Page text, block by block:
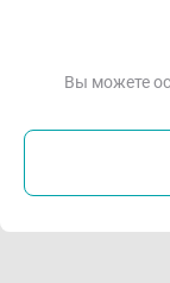
Вы можете